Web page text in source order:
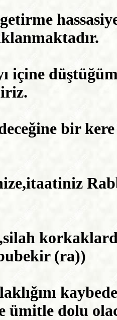
içine
bir
(ra))
ümitle dolu